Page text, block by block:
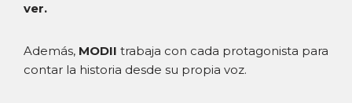
ver.
Además, MODII trabaja con cada protagonista para
contar la historia desde su propia voz.